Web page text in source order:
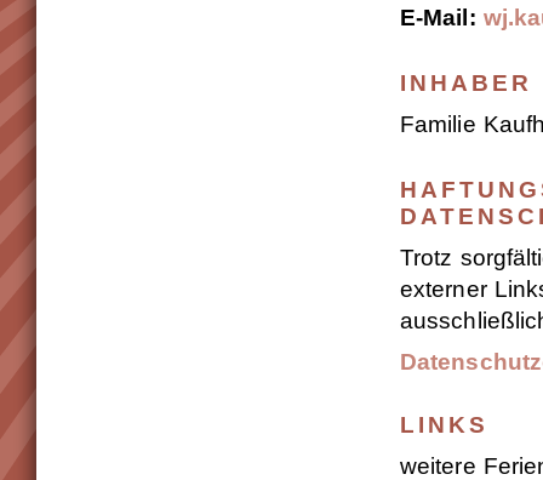
E-Mail:
INHABER
Familie
Trotz
externer
LINKS
weitere